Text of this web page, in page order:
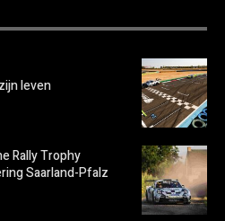
leven
Rally Trophy
Saarland-Pfalz